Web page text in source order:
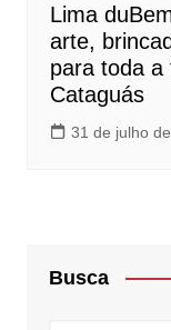
Lima
arte,
para toda a
Cataguás
31 de julho
Busca